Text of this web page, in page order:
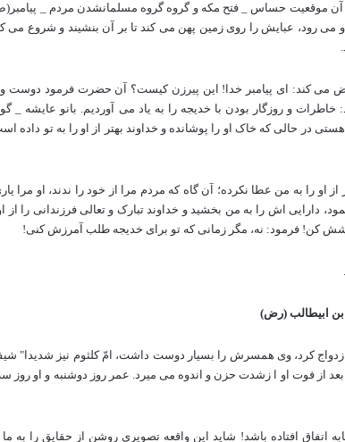
وفات ایشان، در آن موقعیت حساس _ فتح مکه و گروه گروه مسلمانشدن مردم _
می رود، عبایش را روی زمین پهن می کند تا بر آن بنشیند و شروع می
می کند: ای پیامبر خدا! این پیرزن کیست؟ آن حضرت فرمود دوست و
و روزگار بودن با خدیجه را به یاد می آوردیم. بانو عایشه _
در حالی که خاک او را پوشانده و خداوند بهتر از او را به تو داده
او را به من عطا نکرده؛ آن گاه که مردم مرا از خود را ندند، او مرا
دارایی اش را به من بخشید و خداوند تبارک و تعالی فرزندانی را از
کن! فرمود: نه، مگر زمانی که تو برای خدیجه طلب آمرزش کنی!
ابیطالب (رض)
کرد، وی همسرش را بسیار دوست داشت، امّ کلثوم نیز شدیدا"
بعد از فوت او ا زشدت حزن و اندوه می میرد. عمر روز دوشنبه و او روز
افتاده باشد! شاید این واقعه تصویری روشن از حقایق را به